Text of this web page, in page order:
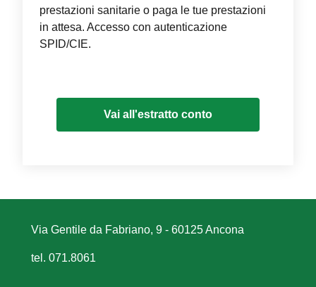
prestazioni sanitarie o paga le tue prestazioni
in attesa. Accesso con autenticazione
SPID/CIE.
Vai all'estratto conto
Via Gentile da Fabriano, 9 - 60125 Ancona
tel. 071.8061